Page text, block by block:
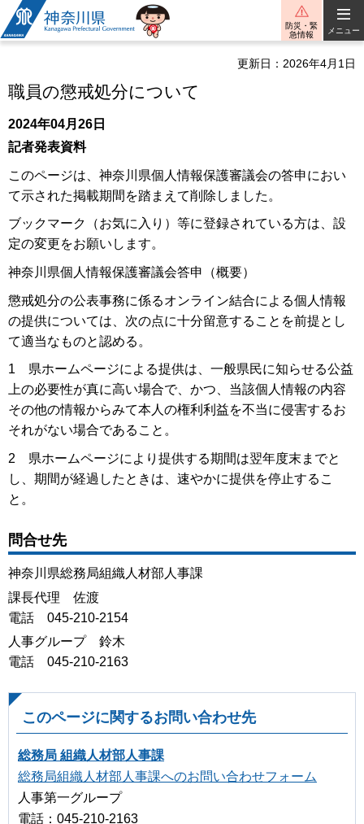
神奈川県
防災・緊
急情報
メニュー
更新日：2026年4月1日
職員の懲戒処分について
2024年04月26日
記者発表資料
このページは、神奈川県個人情報保護審議会の答申におい
て示された掲載期間を踏まえて削除しました。
ブックマーク（お気に入り）等に登録されている方は、設
定の変更をお願いします。
神奈川県個人情報保護審議会答申（概要）
懲戒処分の公表事務に係るオンライン結合による個人情報
の提供については、次の点に十分留意することを前提とし
て適当なものと認める。
1 県ホームページによる提供は、一般県民に知らせる公益
上の必要性が真に高い場合で、かつ、当該個人情報の内容
その他の情報からみて本人の権利利益を不当に侵害するお
それがない場合であること。
2 県ホームページにより提供する期間は翌年度末までと
し、期間が経過したときは、速やかに提供を停止するこ
と。
問合せ先
神奈川県総務局組織人材部人事課
課長代理 佐渡
電話 045-210-2154
人事グループ 鈴木
電話 045-210-2163
このページに関するお問い合わせ先
総務局 組織人材部人事課
総務局組織人材部人事課へのお問い合わせフォーム
人事第一グループ
電話：045-210-2163